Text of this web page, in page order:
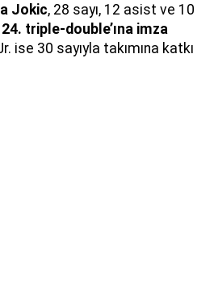
Jokic, 28 sayı, 12 asist ve 10
triple-double’ına imza
ise 30 sayıyla takımına katkı